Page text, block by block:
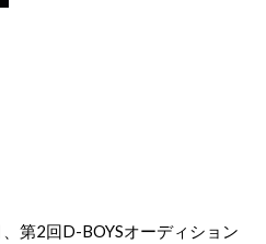
第2回D-BOYSオーディション